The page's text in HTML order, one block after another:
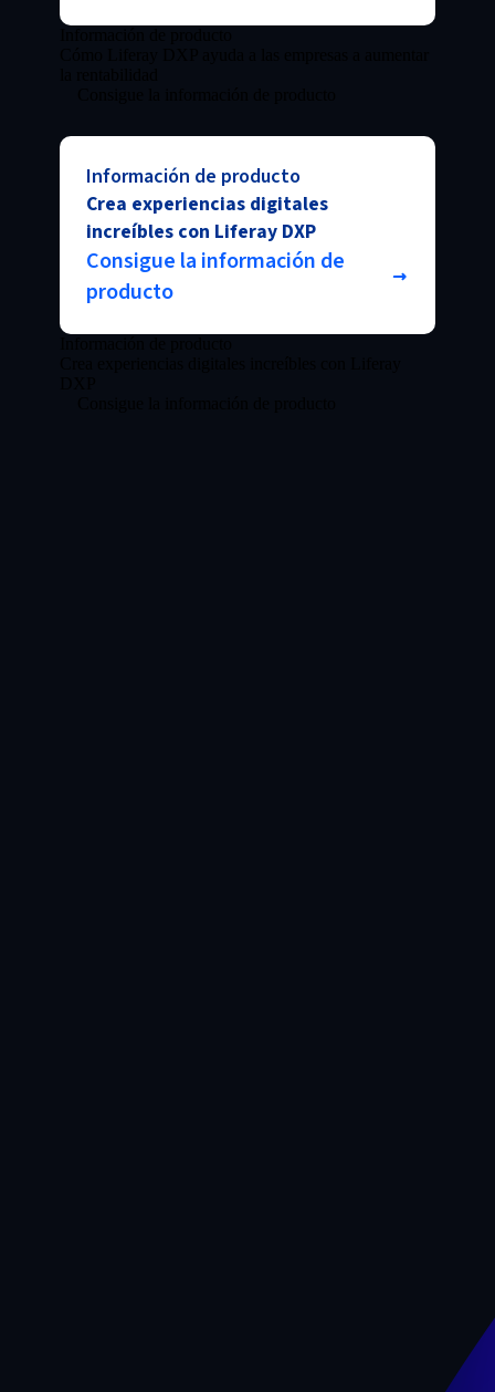
Información de producto
Crea experiencias digitales
increíbles con Liferay DXP
Consigue la información de
producto